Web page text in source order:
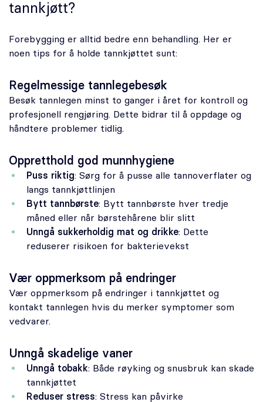
tannkjøtt?
Forebygging er alltid bedre enn behandling. Her er
noen tips for å holde tannkjøttet sunt:
Regelmessige tannlegebesøk
Besøk tannlegen minst to ganger i året for kontroll og
profesjonell rengjøring. Dette bidrar til å oppdage og
håndtere problemer tidlig.
Oppretthold god munnhygiene
Puss riktig: Sørg for å pusse alle tannoverflater og
langs tannkjøttlinjen
Bytt tannbørste: Bytt tannbørste hver tredje
måned eller når børstehårene blir slitt
Unngå sukkerholdig mat og drikke: Dette
reduserer risikoen for bakterievekst
Vær oppmerksom på endringer
Vær oppmerksom på endringer i tannkjøttet og
kontakt tannlegen hvis du merker symptomer som
vedvarer.
Unngå skadelige vaner
Unngå tobakk: Både røyking og snusbruk kan skade
tannkjøttet
Reduser stress: Stress kan påvirke